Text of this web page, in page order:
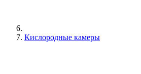
Кислородные камеры